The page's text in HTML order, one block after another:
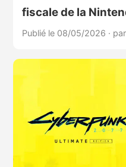
fiscale de la
Publié le 08/05/2026 ·